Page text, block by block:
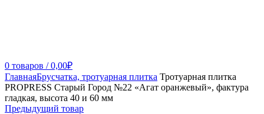
0 товаров / 0,00₽
ГлавнаяБрусчатка, тротуарная плитка Тротуарная плитка
PROPRESS Старый Город №22 «Агат оранжевый», фактура
гладкая, высота 40 и 60 мм
Предыдущий товар